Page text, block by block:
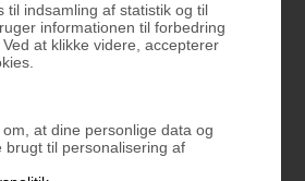
til indsamling af statistik og til
informationen til forbedring
at klikke videre, accepterer
at dine personlige data og
brugt til personalisering af
for køkkenskabene på max
kan vare længere(max 12 dage)
leveret før end lågerne, hvis der er
Det betyder at du kan komme igang
eftermontere lågerne når de bliver
på elementer i køkken